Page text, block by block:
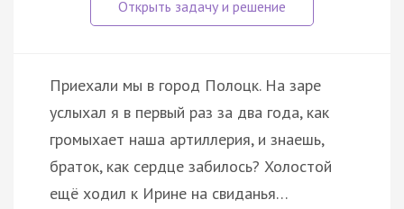
Приехали мы в город Полоцк. На заре
услыхал я в первый раз за два года, как
громыхает наша артиллерия, и знаешь,
браток, как сердце забилось? Холостой
ещё ходил к Ирине на свиданья…